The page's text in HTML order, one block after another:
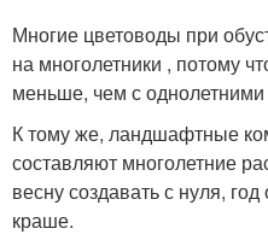
Многие цветоводы при
на многолетники , потому
меньше, чем с однолетними
К тому же, ландшафтные
составляют многолетние
весну создавать с нуля,
краше.